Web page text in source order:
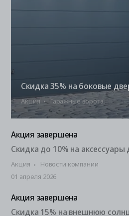
Скидка 35% на боковые
Акция Гаражные ворота
Акция завершена
Скидка до 10% на
Акция
Новости компании
01 апреля 2026
Акция завершена
Скидка 15% на внешнюю